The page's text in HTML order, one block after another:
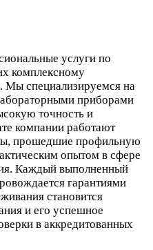
услуги по
комплексному
Мы специализируемся на
приборами
точность и
компании работают
прошедшие профильную
опытом в сфере
Каждый выполненный
гарантиями
становится
и его успешное
в аккредитованных